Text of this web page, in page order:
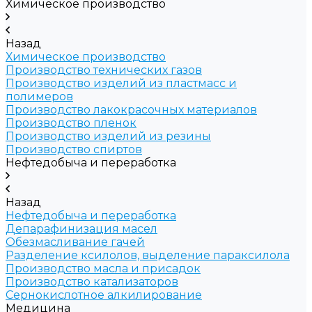
Химическое производство
Назад
Химическое производство
Производство технических газов
Производство изделий из пластмасс и
полимеров
Производство лакокрасочных материалов
Производство пленок
Производство изделий из резины
Производство спиртов
Нефтедобыча и переработка
Назад
Нефтедобыча и переработка
Депарафинизация масел
Обезмасливание гачей
Разделение ксилолов, выделение параксилола
Производство масла и присадок
Производство катализаторов
Сернокислотное алкилирование
Медицина